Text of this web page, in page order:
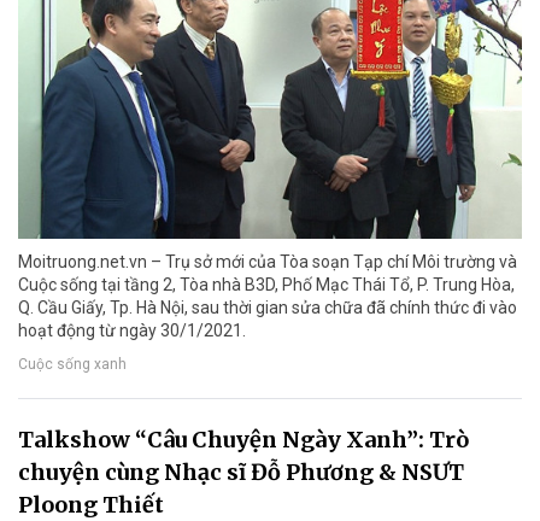
Moitruong.net.vn – Trụ sở mới của Tòa soạn Tạp chí Môi trường và
Cuộc sống tại tầng 2, Tòa nhà B3D, Phố Mạc Thái Tổ, P. Trung Hòa,
Q. Cầu Giấy, Tp. Hà Nội, sau thời gian sửa chữa đã chính thức đi vào
hoạt động từ ngày 30/1/2021.
Cuộc sống xanh
Talkshow “Câu Chuyện Ngày Xanh”: Trò
chuyện cùng Nhạc sĩ Đỗ Phương & NSƯT
Ploong Thiết